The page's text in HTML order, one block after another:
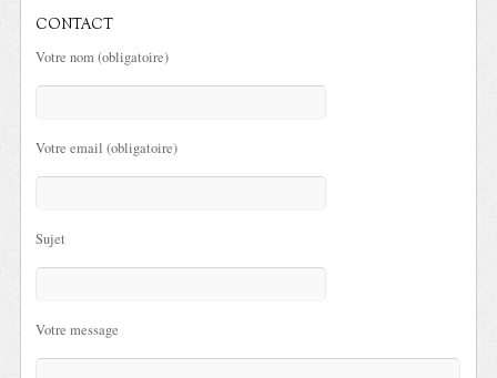
CONTACT
Votre nom (obligatoire)
Votre email (obligatoire)
Sujet
Votre message